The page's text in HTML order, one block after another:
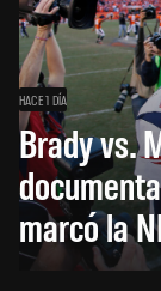
HACE 1 DÍA
Brady vs.
marcó la